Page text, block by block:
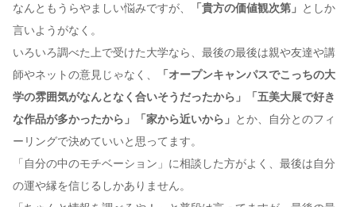
なんともうらやましい悩みですが、 「貴方の価値観次第」 としか
言いようがなく。
いろいろ調べた上で受けた大学なら、最後の最後は親や友達や講
師やネットの意見じゃなく、
「オープンキャンパスでこっちの大
学の雰囲気がなんとなく合いそうだったから」「五美大展で好き
な作品が多かったから」「家から近いから」 とか、自分とのフィ
ーリングで決めていいと思ってます。
「自分の中のモチベーション」に相談した方がよく、最後は自分
の運や縁を信じるしかありません。